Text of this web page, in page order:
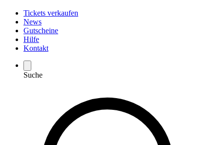
Tickets verkaufen
News
Gutscheine
Hilfe
Kontakt
Suche